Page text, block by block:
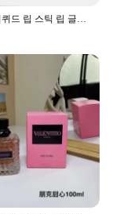
paper,
to stay
long as you
allowing
onto your
tools.
off
means you
like without
메이크업 리퀴드 립 스틱 립 글로스, 방수 오래 지속되는 티어 립스틱, 립글로스 미스 여성 섹시 레드 메이크업, 티어 풀 립 마스크